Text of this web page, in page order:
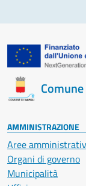
AMMINISTRAZIONE
Aree
Organi di governo
Municipalità